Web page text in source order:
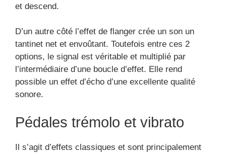
L’effet de chorus délivre un son complet qui monte
D’un autre côté l’effet de flanger crée un son un
tantinet net et envoûtant. Toutefois entre ces 2
options, le signal est véritable et multiplié par
l’intermédiaire d’une boucle d’effet. Elle rend
possible un effet d’écho d’une excellente qualité